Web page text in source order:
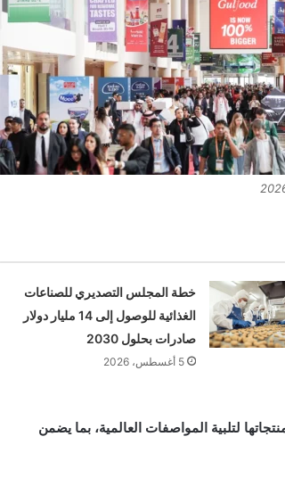
خطة المجلس التصديري للصناعات
الغذائية للوصول إلى 14 مليار دولار
صادرات بحلول 2030
5 أغسطس، 2026
لتلبية المواصفات العالمية، بما يضمن